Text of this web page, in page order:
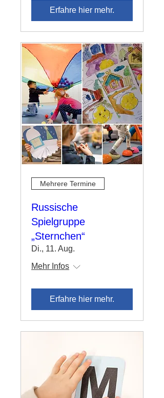
Erfahre hier mehr.
Mehrere Termine
Russische
Spielgruppe
„Sternchen“
Di., 11. Aug.
Mehr Infos
Erfahre hier mehr.